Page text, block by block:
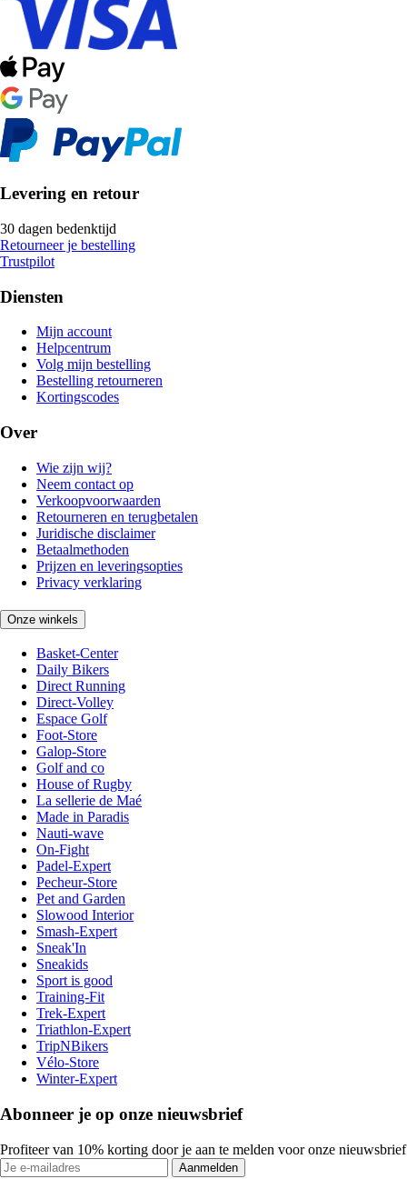
Levering en retour
30 dagen bedenktijd
Retourneer je bestelling
Trustpilot
Diensten
Mijn account
Helpcentrum
Volg mijn bestelling
Bestelling retourneren
Kortingscodes
Over
Wie zijn wij?
Neem contact op
Verkoopvoorwaarden
Retourneren en terugbetalen
Juridische disclaimer
Betaalmethoden
Prijzen en leveringsopties
Privacy verklaring
Onze winkels
Basket-Center
Daily Bikers
Direct Running
Direct-Volley
Espace Golf
Foot-Store
Galop-Store
Golf and co
House of Rugby
La sellerie de Maé
Made in Paradis
Nauti-wave
On-Fight
Padel-Expert
Pecheur-Store
Pet and Garden
Slowood Interior
Smash-Expert
Sneak'In
Sneakids
Sport is good
Training-Fit
Trek-Expert
Triathlon-Expert
TripNBikers
Vélo-Store
Winter-Expert
Abonneer je op onze nieuwsbrief
Profiteer van 10% korting door je aan te melden voor onze nieuwsbrief
Aanmelden